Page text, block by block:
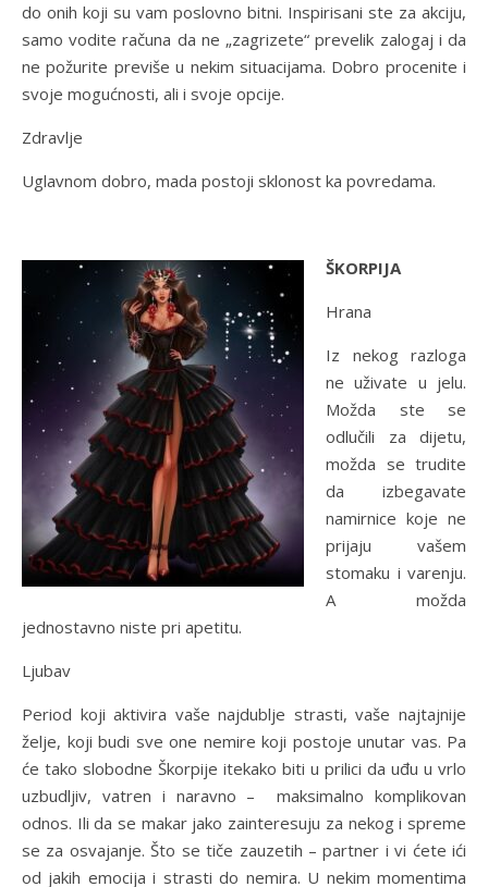
do onih koji su vam poslovno bitni. Inspirisani ste za akciju,
samo vodite računa da ne „zagrizete“ prevelik zalogaj i da
ne požurite previše u nekim situacijama. Dobro procenite i
svoje mogućnosti, ali i svoje opcije.
Zdravlje
Uglavnom dobro, mada postoji sklonost ka povredama.
ŠKORPIJA
Hrana
Iz nekog razloga
ne uživate u jelu.
Možda ste se
odlučili za dijetu,
možda se trudite
da izbegavate
namirnice koje ne
prijaju vašem
stomaku i varenju.
A možda
jednostavno niste pri apetitu.
Ljubav
Period koji aktivira vaše najdublje strasti, vaše najtajnije
želje, koji budi sve one nemire koji postoje unutar vas. Pa
će tako slobodne Škorpije itekako biti u prilici da uđu u vrlo
uzbudljiv, vatren i naravno – maksimalno komplikovan
odnos. Ili da se makar jako zainteresuju za nekog i spreme
se za osvajanje. Što se tiče zauzetih – partner i vi ćete ići
od jakih emocija i strasti do nemira. U nekim momentima